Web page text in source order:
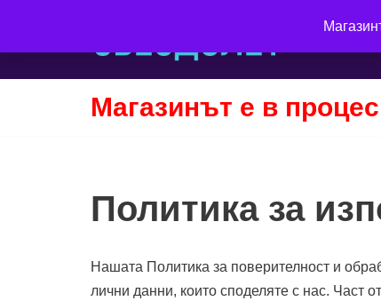
Продължете
съдържаниетоМагазинът е в
Политика за
Нашата Политика за поверителност и
лични данни, които споделяте с нас. Част